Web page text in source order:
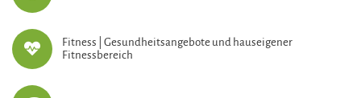
Fitness | Gesundheitsangebote und hauseigener
Fitnessbereich